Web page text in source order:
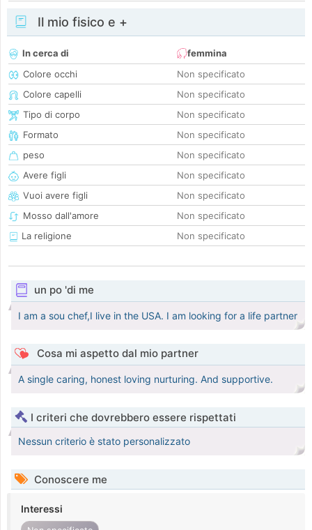
Il mio fisico e +
In cerca di
femmina
Colore occhi
Non specificato
Colore capelli
Non specificato
Tipo di corpo
Non specificato
Formato
Non specificato
peso
Non specificato
Avere figli
Non specificato
Vuoi avere figli
Non specificato
Mosso dall'amore
Non specificato
La religione
Non specificato
un po 'di me
I am a sou chef,I live in the USA. I am looking for a life partner
Cosa mi aspetto dal mio partner
A single caring, honest loving nurturing. And supportive.
I criteri che dovrebbero essere rispettati
Nessun criterio è stato personalizzato
Conoscere me
Interessi